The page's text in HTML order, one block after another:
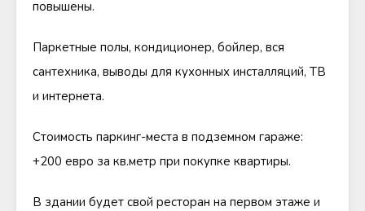
повышены.
Паркетные полы, кондиционер, бойлер, вся
сантехника, выводы для кухонных инсталляций, ТВ
и интернета.
Стоимость паркинг-места в подземном гараже:
+200 евро за кв.метр при покупке квартиры.
В здании будет свой ресторан на первом этаже и